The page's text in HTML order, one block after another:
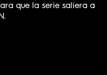
que la serie saliera a